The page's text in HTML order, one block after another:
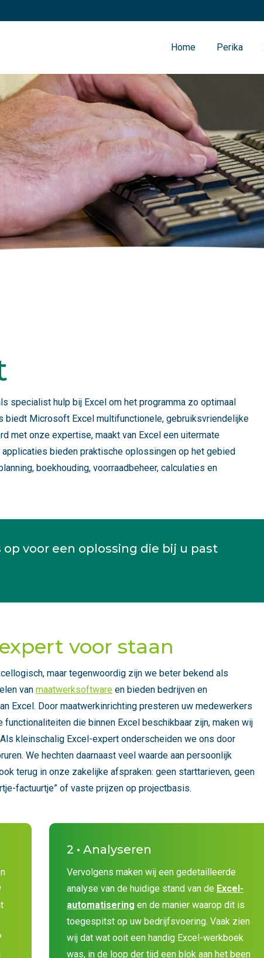
Home Perika
specialist hulp bij Excel om het programma zo optimaal
biedt Microsoft Excel multifunctionele, gebruiksvriendelijke
met onze expertise, maakt van Excel een uitermate
bieden praktische oplossingen op het gebied
boekhouding, voorraadbeheer, calculaties en
voor een oplossing die bij u past
voor staan
maar tegenwoordig zijn we beter bekend als
van maatwerksoftware en bieden bedrijven en
Excel. Door maatwerkinrichting presteren uw medewerkers
functionaliteiten die binnen Excel beschikbaar zijn, maken wij
kleinschalig Excel-expert onderscheiden we ons door
We hechten daarnaast veel waarde aan persoonlijk
terug in onze zakelijke afspraken: geen starttarieven, geen
factuurtje” of vaste prijzen op projectbasis.
2 • Analyseren
Vervolgens maken wij een gedetailleerde
analyse van de huidige stand van de Excel-
automatisering en de manier waarop dit is
toegespitst op uw bedrijfsvoering. Vaak zien
wij dat wat ooit een handig Excel-werkboek
was, in de loop der tijd een blok aan het been